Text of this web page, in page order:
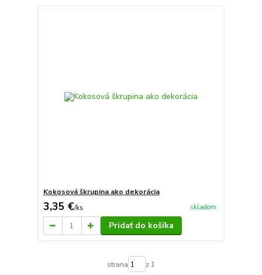
Kokosová škrupina ako dekorácia
3,35 €/ks skladom
Pridať do košíka
strana z 1